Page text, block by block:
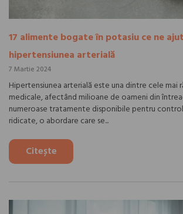
17 alimente bogate în potasiu ce ne
hipertensiunea arterială
7 Martie 2024
Hipertensiunea arterială este una dintre cele mai
medicale, afectând milioane de oameni din
numeroase tratamente disponibile pentru
ridicate, o abordare care se...
Citește